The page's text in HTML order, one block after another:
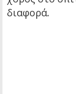
διαφορά.